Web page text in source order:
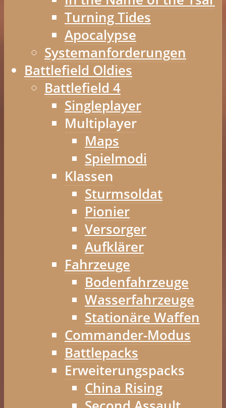
Turning Tides
Apocalypse
Systemanforderungen
Battlefield Oldies
Battlefield 4
Singleplayer
Multiplayer
Maps
Spielmodi
Klassen
Sturmsoldat
Pionier
Versorger
Aufklärer
Fahrzeuge
Bodenfahrzeuge
Wasserfahrzeuge
Stationäre Waffen
Commander-Modus
Battlepacks
Erweiterungspacks
China Rising